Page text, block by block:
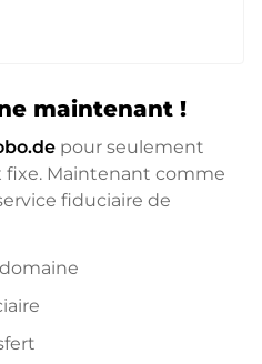
maintenant !
pour seulement
fixe. Maintenant comme
fiduciaire de